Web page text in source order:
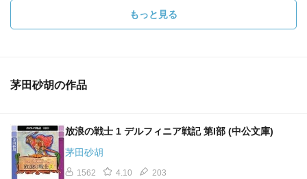
もっと見る
茅田砂胡の作品
放浪の戦士 1 デルフィニア戦記 第I部 (中公文庫)
茅田砂胡
1562 4.10 203